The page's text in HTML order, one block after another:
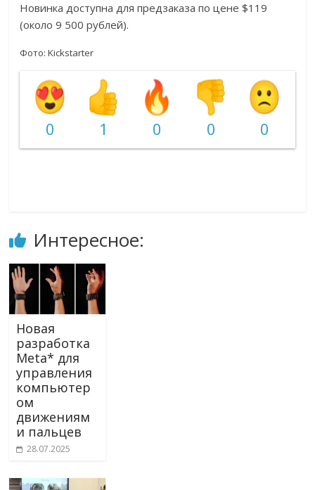
Новинка доступна для предзаказа по цене $119
(около 9 500 рублей).
Фото: Kickstarter
0 1 0 0 0
Интересное:
Новая
разработка
Meta* для
управления
компьютер
ом
движениям
и пальцев
28.07.2025